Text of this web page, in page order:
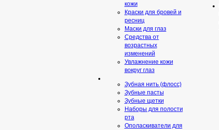
кожи
Краски для бровей и
ресниц
Маски для глаз
Средства от
возрастных
изменений
Увлажнение кожи
вокруг глаз
Зубная нить (флосс)
Зубные пасты
Зубные щетки
Наборы для полости
рта
Ополаскиватели для